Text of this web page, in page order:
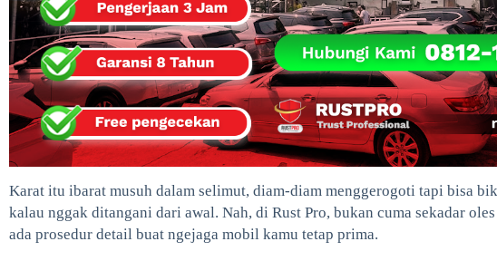
Karat itu ibarat musuh dalam selimut, diam-diam menggerogoti tapi bisa
kalau nggak ditangani dari awal. Nah, di Rust Pro, bukan cuma sekadar
ada prosedur detail buat ngejaga mobil kamu tetap prima.